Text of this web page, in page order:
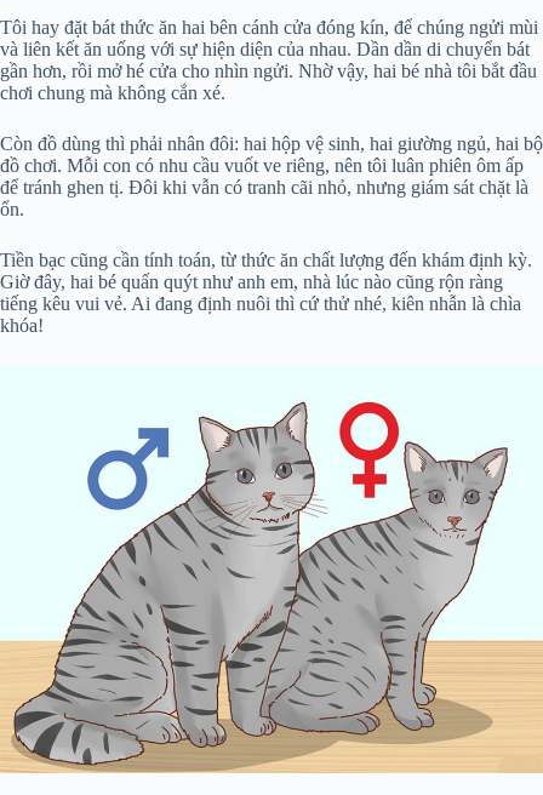
Tôi hay đặt bát thức ăn hai bên cánh cửa đóng kín, để chúng ngửi mùi
và liên kết ăn uống với sự hiện diện của nhau. Dần dần di chuyển bát
gần hơn, rồi mở hé cửa cho nhìn ngửi. Nhờ vậy, hai bé nhà tôi bắt đầu
chơi chung mà không cắn xé.
Còn đồ dùng thì phải nhân đôi: hai hộp vệ sinh, hai giường ngủ, hai bộ
đồ chơi. Mỗi con có nhu cầu vuốt ve riêng, nên tôi luân phiên ôm ấp
để tránh ghen tị. Đôi khi vẫn có tranh cãi nhỏ, nhưng giám sát chặt là
ổn.
Tiền bạc cũng cần tính toán, từ thức ăn chất lượng đến khám định kỳ.
Giờ đây, hai bé quấn quýt như anh em, nhà lúc nào cũng rộn ràng
tiếng kêu vui vẻ. Ai đang định nuôi thì cứ thử nhé, kiên nhẫn là chìa
khóa!